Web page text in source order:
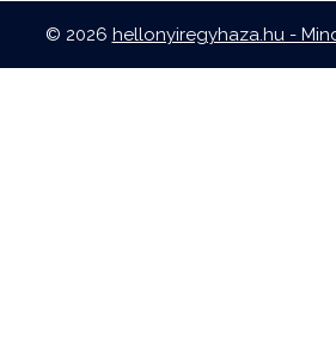
© 2026 hellonyiregyhaza.hu -